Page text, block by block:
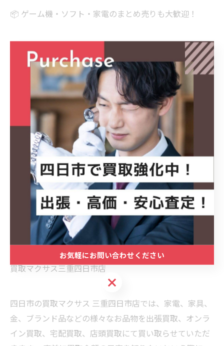
📦 ゲーム機・ソフト・家電のまとめ売りも大歓迎！
────────────
🔍 ハッシュタグ
#PlayStation4
#CUH2100B
#ゲーム機買取
ゲーム買取
四日市買取
三重県買取
出張買取
買取マクサス三重四日市店
四日市の買取マクサス 三重四日市店では、家電、家具、
金、ブランド品などの様々なお品物を出張買取、オンラ
イン買取、宅配買取、店頭買取にて買い取らせていただ
お気軽にお問い合わせください
お気軽にお問い合わせください